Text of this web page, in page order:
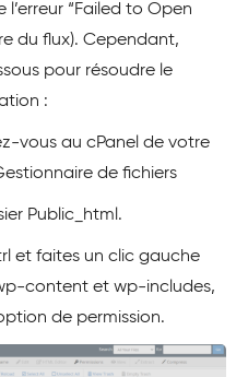
“Failed to Open
du flux). Cependant,
pour résoudre le
:
vous au cPanel de votre
de fichiers
Public_html.
et faites un clic gauche
content et wp-includes,
de permission.